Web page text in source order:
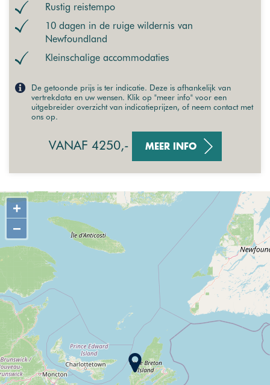
Rustig reistempo
10 dagen in de ruige wildernis van
Newfoundland
Kleinschalige accommodaties
De getoonde prijs is ter indicatie. Deze is afhankelijk van
vertrekdata en uw wensen. Klik op "meer info" voor een
uitgebreider overzicht van indicatieprijzen, of neem contact met
ons op.
VANAF 4250,- MEER INFO
+
−